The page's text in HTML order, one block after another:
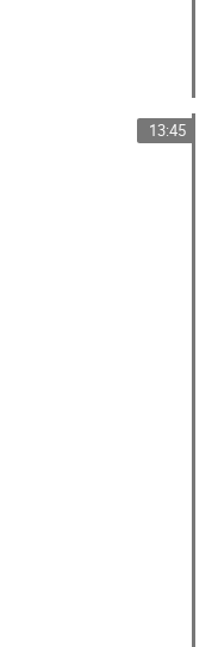
13:45